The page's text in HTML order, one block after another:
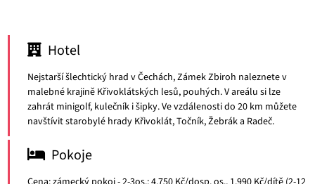
Hotel
Nejstarší šlechtický hrad v Čechách, Zámek Zbiroh naleznete v
malebné krajině Křivoklátských lesů, pouhých. V areálu si lze
zahrát minigolf, kulečník i šipky. Ve vzdálenosti do 20 km můžete
navštívit starobylé hrady Křivoklát, Točník, Žebrák a Radeč.
Pokoje